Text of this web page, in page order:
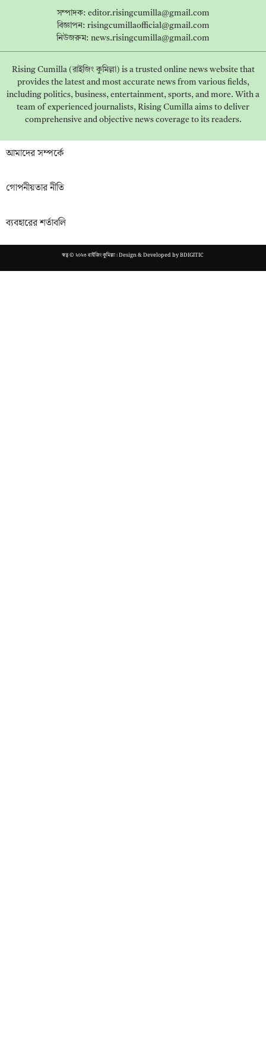
সম্পাদক: editor.risingcumilla@gmail.com
বিজ্ঞাপন: risingcumillaofficial@gmail.com
নিউজরুম: news.risingcumilla@gmail.com
Rising Cumilla (রাইজিং কুমিল্লা) is a trusted online news website that
provides the latest and most accurate news from various fields,
including politics, business, entertainment, sports, and more. With a
team of experienced journalists, Rising Cumilla aims to deliver
comprehensive and objective news coverage to its readers.
আমাদের সম্পর্কে
গোপনীয়তার নীতি
ব্যবহারের শর্তাবলি
স্বত্ব © ২০২৩ রাইজিং কুমিল্লা। Design & Developed byBDIGITIC